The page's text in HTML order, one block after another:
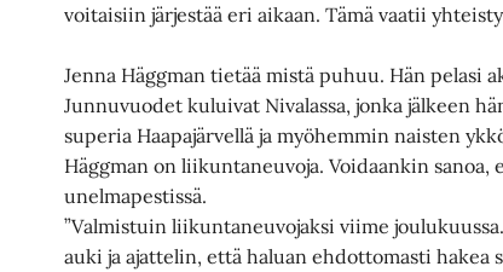
voitaisiin järjestää eri aikaan. Tämä vaatii
Jenna Häggman tietää mistä puhuu. Hän pelasi
Junnuvuodet kuluivat Nivalassa, jonka jälkeen
superia Haapajärvellä ja myöhemmin naisten
Häggman on liikuntaneuvoja. Voidaankin sanoa,
unelmapestissä.
”Valmistuin liikuntaneuvojaksi viime
auki ja ajattelin, että haluan ehdottomasti hakea